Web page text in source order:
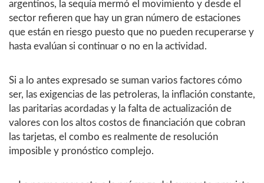
argentinos, la sequía mermó el movimiento y desde el
sector refieren que hay un gran número de estaciones
que están en riesgo puesto que no pueden recuperarse y
hasta evalúan si continuar o no en la actividad.
Si a lo antes expresado se suman varios factores cómo
ser, las exigencias de las petroleras, la inflación constante,
las paritarias acordadas y la falta de actualización de
valores con los altos costos de financiación que cobran
las tarjetas, el combo es realmente de resolución
imposible y pronóstico complejo.